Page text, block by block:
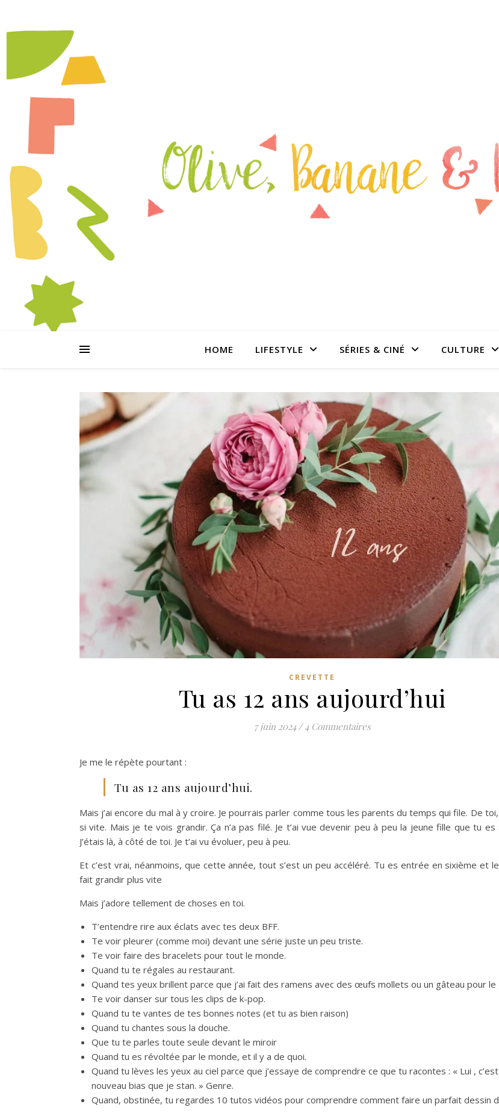
HOME LIFESTYLE SÉRIES & CINÉ CULTURE
CREVETTE
Tu as 12 ans aujourd’hui
7 juin 2024 / 4 Commentaires
Je me le répète pourtant :
Tu as 12 ans aujourd’hui.
Mais j’ai encore du mal à y croire. Je pourrais parler comme tous les parents du temps qui file. De
si vite. Mais je te vois grandir. Ça n’a pas filé. Je t’ai vue devenir peu à peu la jeune fille que tu es
J’étais là, à côté de toi. Je t’ai vu évoluer, peu à peu.
Et c’est vrai, néanmoins, que cette année, tout s’est un peu accéléré. Tu es entrée en sixième et
fait grandir plus vite
Mais j’adore tellement de choses en toi.
T’entendre rire aux éclats avec tes deux BFF.
Te voir pleurer (comme moi) devant une série juste un peu triste.
Te voir faire des bracelets pour tout le monde.
Quand tu te régales au restaurant.
Quand tes yeux brillent parce que j’ai fait des ramens avec des œufs mollets ou un gâteau pour le
Te voir danser sur tous les clips de k-pop.
Quand tu te vantes de tes bonnes notes (et tu as bien raison)
Quand tu chantes sous la douche.
Que tu te parles toute seule devant le miroir
Quand tu es révoltée par le monde, et il y a de quoi.
Quand tu lèves les yeux au ciel parce que j’essaye de comprendre ce que tu racontes : « Lui ,
nouveau bias que je stan. » Genre.
Quand, obstinée, tu regardes 10 tutos vidéos pour comprendre comment faire un parfait dessin